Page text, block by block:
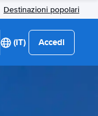
Destinazioni popolari
(IT) Accedi